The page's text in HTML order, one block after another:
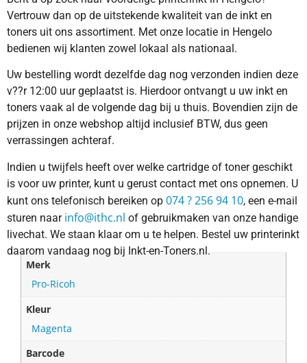
Vertrouw dan op de uitstekende kwaliteit van de inkt en
toners uit ons assortiment. Met onze locatie in Hengelo
bedienen wij klanten zowel lokaal als nationaal.
Uw bestelling wordt dezelfde dag nog verzonden indien deze
v??r 12:00 uur geplaatst is. Hierdoor ontvangt u uw inkt en
toners vaak al de volgende dag bij u thuis. Bovendien zijn de
prijzen in onze webshop altijd inclusief BTW, dus geen
verrassingen achteraf.
Indien u twijfels heeft over welke cartridge of toner geschikt
is voor uw printer, kunt u gerust contact met ons opnemen. U
kunt ons telefonisch bereiken op 074 ? 256 94 10, een e-mail
sturen naar info@ithc.nl of gebruikmaken van onze handige
livechat. We staan klaar om u te helpen. Bestel uw printerinkt
daarom vandaag nog bij Inkt-en-Toners.nl.
Merk
Pro-Ricoh
Kleur
Magenta
Barcode